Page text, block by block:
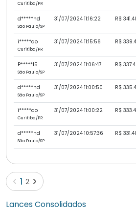
Curitiba/PR
d*****nd
São Paulo/SP
31/07/2024 11:16:22 R$
i*****ao
Curitiba/PR
31/07/2024 11:15:56 R$
P*****15
São Paulo/SP
31/07/2024 11:06:47 R$
d*****nd
São Paulo/SP
31/07/2024 11:00:50 R$
i*****ao
Curitiba/PR
31/07/2024 11:00:22 R$
d*****nd
São Paulo/SP
31/07/2024 10:57:36 R$
1 (current)
2
Lances Consolidados